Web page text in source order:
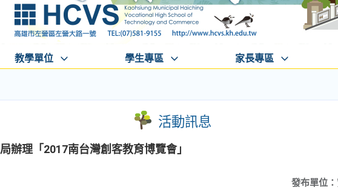
教學單位 學生專區 家長專區
活動訊息
辦理「2017南台灣創客教育博覽會」
發布單位：